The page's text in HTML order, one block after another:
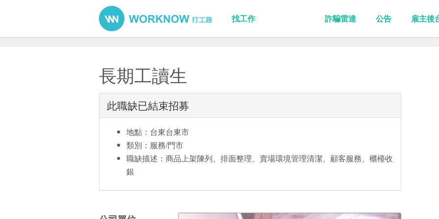
找工作 詐騙雷達 公告 雇主後
長期工讀生
此職缺已結束招募
地點：台東台東市
類別：服務/門市
職缺描述：商品上架陳列、排面整理、賣場環境管理清潔、顧客服務、櫃檯收
銀